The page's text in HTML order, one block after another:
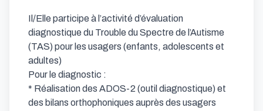
Il/Elle participe à l’activité d’évaluation
diagnostique du Trouble du Spectre de l’Autisme
(TAS) pour les usagers (enfants, adolescents et
adultes)
Pour le diagnostic :
* Réalisation des ADOS-2 (outil diagnostique) et
des bilans orthophoniques auprès des usagers